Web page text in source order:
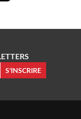
S'INSCRIRE